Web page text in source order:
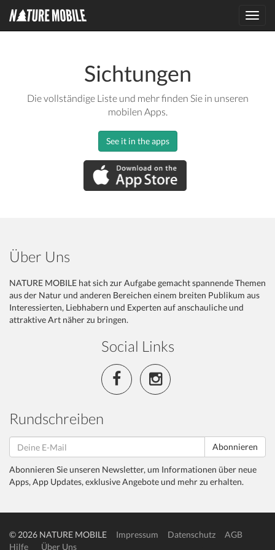
Sichtungen
Die vollständige Liste und mehr finden Sie in unseren
mobilen Apps.
See it in the apps
Über Uns
NATURE MOBILE hat sich zur Aufgabe gemacht spannende Themen
aus der Natur und anderen Bereichen einem breiten Publikum aus
Interessierten, Liebhabern und Experten auf anschauliche und
attraktive Art näher zu bringen.
Social Links
Rundschreiben
Abonnieren
Abonnieren Sie unseren Newsletter, um Informationen über neue
Apps, App Updates, exklusive Angebote und mehr zu erhalten.
© 2026 NATURE MOBILE Impressum Datenschutz
AGB
Hilfe
Über Uns